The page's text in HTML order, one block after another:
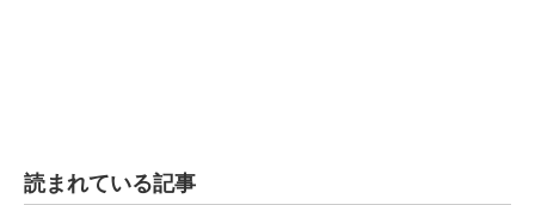
読まれている記事